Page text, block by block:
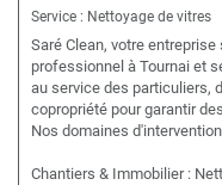
Service : Nettoyage de vitres
Saré Clean, votre
professionnel à Tournai et
au service des particuliers,
copropriété pour garantir
Nos domaines
Chantiers & Immobilier :